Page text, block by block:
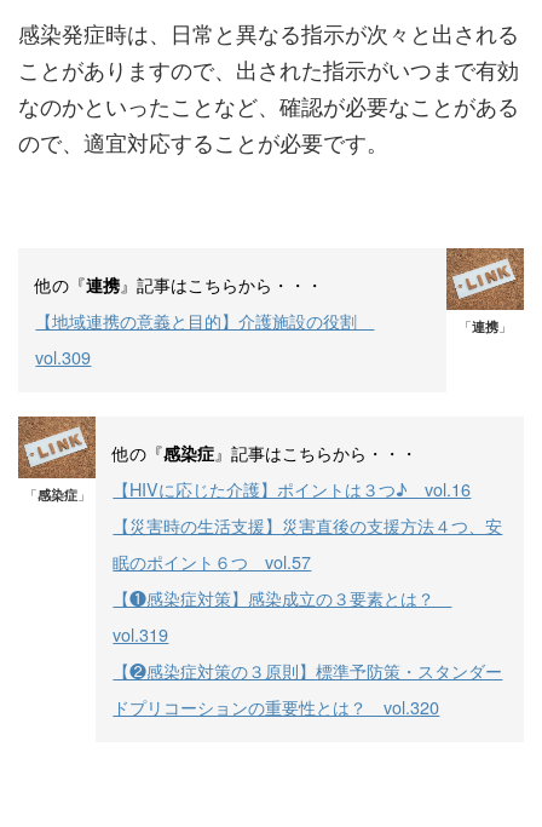
感染発症時は、日常と異なる指示が次々と出される
ことがありますので、出された指示がいつまで有効
なのかといったことなど、確認が必要なことがある
ので、適宜対応することが必要です。
「連携 」
他の『連携』記事はこちらから・・・
【地域連携の意義と目的】介護施設の役割
vol.309
「感染症」
他の『感染症』記事はこちらから・・・
【HIVに応じた介護】ポイントは３つ♪ vol.16
【災害時の生活支援】災害直後の支援方法４つ、安
眠のポイント６つ vol.57
【❶感染症対策】感染成立の３要素とは？
vol.319
【❷感染症対策の３原則】標準予防策・スタンダー
ドプリコーションの重要性とは？ vol.320